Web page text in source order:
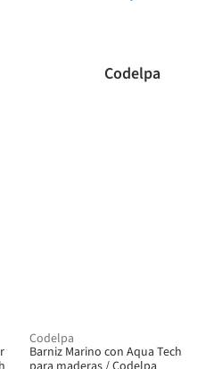
Codelpa
Codelpa
Barniz Marino con Aqua Tech